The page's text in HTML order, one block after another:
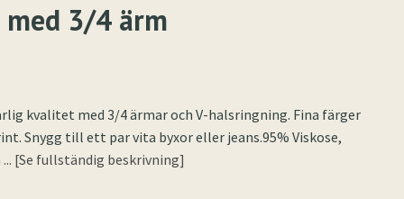
med 3/4 ärm
kvalitet med 3/4 ärmar och V-halsringning. Fina färger
Snygg till ett par vita byxor eller jeans.95% Viskose,
... [Se fullständig beskrivning]